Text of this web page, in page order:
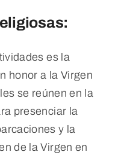
es la
honor a la Virgen
se reúnen en la
presenciar la
y la
de la Virgen en